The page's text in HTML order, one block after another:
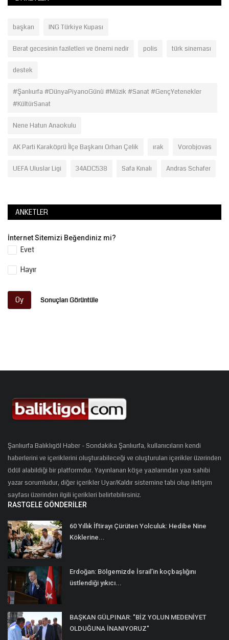
başkan ING Türkiye Kupası
Berat gecesinin faziletleri ve önemi nedir polis türk sineması
destek
#Şanlıurfa #DünyaPiyanoGünü #Müzik #Sanat #GençYetenekler
#KültürSanat
Nene Hatun Anaokulu
AK Parti Karaköprü İlçe Başkanı Orhan Çelik ırak Vorobjovas
UEFA Uluslar Ligi 34ADC538 Safa Kınalı Andras Schafer
ANKETLER
İnternet Sitemizi Beğendiniz mi?
Evet
Hayır
Oy Sonuçları Görüntüle
Şanlıurfa Balıklıgöl Haber - Sondakika Şanlıurfa, kullanıcıların kendi
haberlerini ve içeriklerini oluşturabileceği ve oluşturulan içerikler üzerinden
ödül alabildiği bir platformdur. Yayınlanan köşe yazılarından yazı sahibi
yazar sorumludur, diğer içerikler Uyar/Kaldır sistemine tabi olup iletişim
sayfası üzerinden ilgili içerikleri belirtebilirsiniz.
RASTGELE GÖNDERILER
60 Yıllık İftirayı Çürüten Yolculuk: Hedibe Nine
Köklerine...
Erdoğan: Bölgemizde İsrail’in koçbaşlığını
üstlendiği yıkıcı...
BAŞKAN GÜLPINAR: "BİZ YOLUN MEDENİYET
OLDUĞUNA İNANIYORUZ"